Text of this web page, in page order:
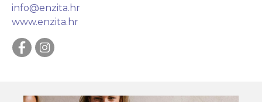
info@enzita.hr
www.enzita.hr